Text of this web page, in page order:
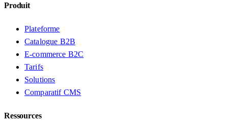
Produit
Plateforme
Catalogue B2B
E-commerce B2C
Tarifs
Solutions
Comparatif CMS
Ressources